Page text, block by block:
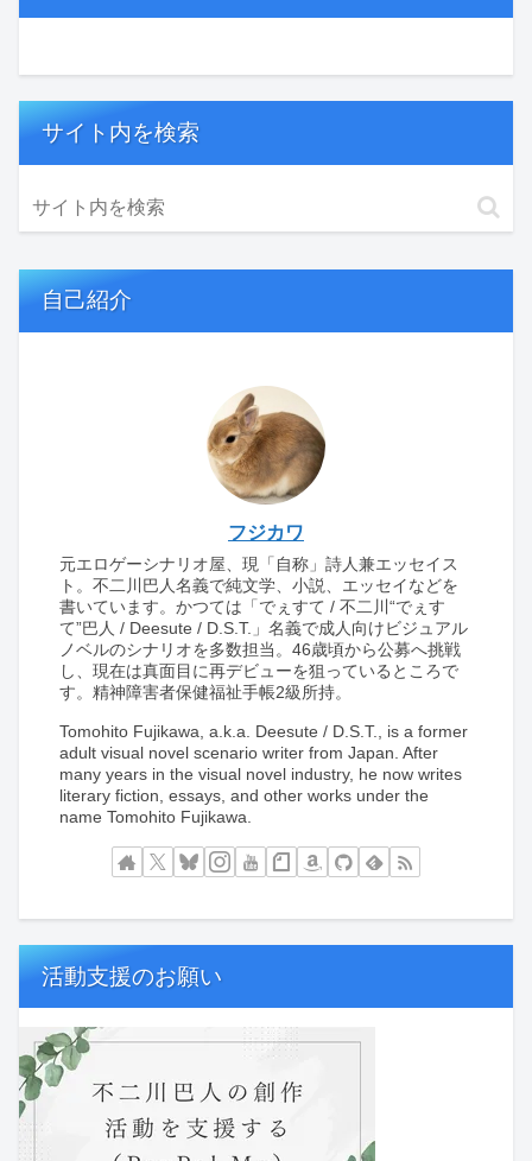
サイト内を検索
自己紹介
フジカワ
元エロゲーシナリオ屋、現「自称」詩人兼エッセイス
ト。不二川巴人名義で純文学、小説、エッセイなどを
書いています。かつては「でぇすて / 不二川“でぇす
て”巴人 / Deesute / D.S.T.」名義で成人向けビジュアル
ノベルのシナリオを多数担当。46歳頃から公募へ挑戦
し、現在は真面目に再デビューを狙っているところで
す。精神障害者保健福祉手帳2級所持。
Tomohito Fujikawa, a.k.a. Deesute / D.S.T., is a former
adult visual novel scenario writer from Japan. After
many years in the visual novel industry, he now writes
literary fiction, essays, and other works under the
name Tomohito Fujikawa.
活動支援のお願い